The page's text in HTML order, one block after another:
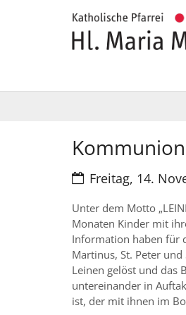
Datum:
Freitag, 14.
Unter dem Motto
Monaten Kinder mit
Information haben für
Martinus, St. Peter
Leinen gelöst und das
untereinander in
ist, der mit ihnen im